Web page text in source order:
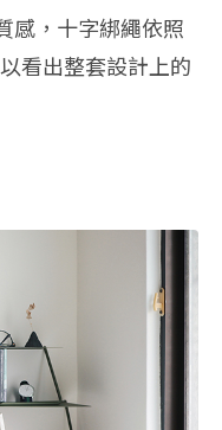
感，十字綁繩依照
看出整套設計上的